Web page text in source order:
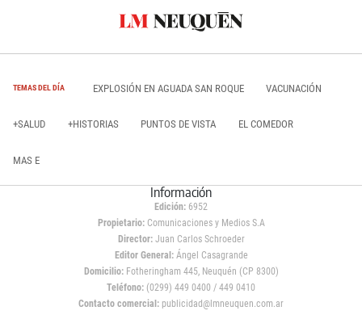
TEMAS DEL DÍA EXPLOSIÓN EN AGUADA SAN ROQUE VACUNACIÓN
+SALUD +HISTORIAS PUNTOS DE VISTA EL COMEDOR
MAS E
Información
Edición: 6952
Propietario:Comunicaciones y Medios S.A
Director: Juan Carlos Schroeder
Editor General:Ángel Casagrande
Domicilio:Fotheringham 445, Neuquén (CP 8300)
Teléfono: (0299) 449 0400 / 449 0410
Contacto comercial: publicidad@lmneuquen.com.ar